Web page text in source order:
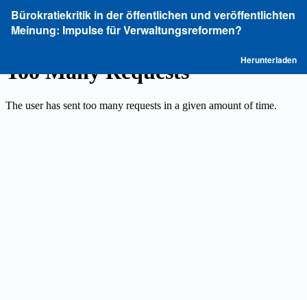
Artikeldetails
zurückkehren
Bürokratiekritik in der öffentlichen und veröffentlichten
Meinung: Impulse für Verwaltungsreformen?
Herunterladen